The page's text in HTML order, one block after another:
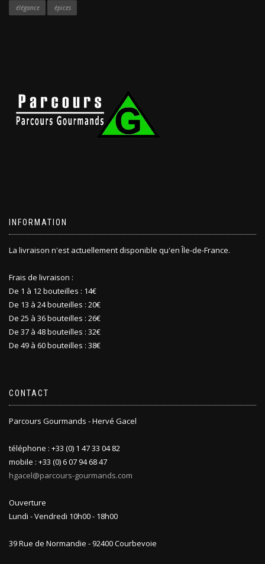
élégance épices
INFORMATION
La livraison n'est actuellement disponible qu'en Île-de-France.
Frais de livraison :
De 1 à 12 bouteilles : 14€
De 13 à 24 bouteilles : 20€
De 25 à 36 bouteilles : 26€
De 37 à 48 bouteilles : 32€
De 49 à 60 bouteilles : 38€
CONTACT
Parcours Gourmands - Hervé Gacel
téléphone : +33 (0) 1 47 33 04 82
mobile : +33 (0) 6 07 94 68 47
hgacel@parcours-gourmands.com
Ouverture
Lundi - Vendredi 10h00 - 18h00
39 Rue de Normandie - 92400 Courbevoie